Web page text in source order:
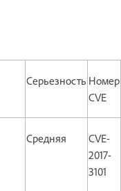
Серьезность Номер
CVE
Средняя
CVE-
2017-
3101